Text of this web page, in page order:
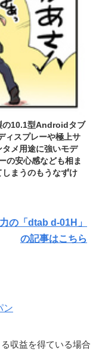
の10.1型Androidタブ
ィスプレーや極上サ
メ用途に強いモデ
の安心感なども相ま
まうのもうなずけ
の「dtab d-01H」
の記事はこちら
ン
収益を得ている場合